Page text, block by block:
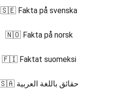
🇸🇪 Fakta på svenska
🇳🇴 Fakta på norsk
🇫🇮 Faktat suomeksi
🇸🇦 حقائق باللغة العربية